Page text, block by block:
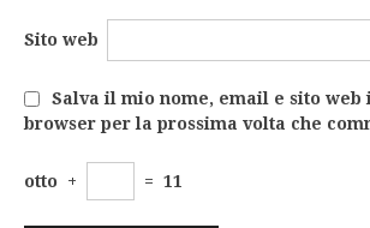
Sito web
Salva il mio nome, email e sito web
browser per la prossima volta che
otto + = 11